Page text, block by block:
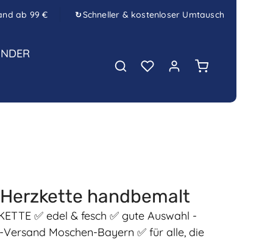
ab 99 € ↻Schneller & kostenloser Umtausch
Warenkorb
handbemalt
✅ edel & fesch ✅ gute Auswahl -
Versand Moschen-Bayern ✅ für alle, die